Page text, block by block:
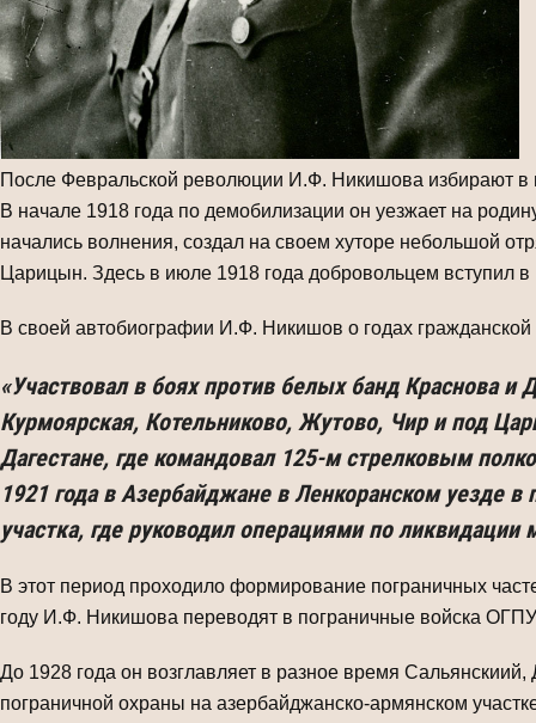
После Февральской революции И.Ф. Никишова избирают в
В начале 1918 года по демобилизации он уезжает на
начались волнения, создал на своем хуторе небольшой
Царицын. Здесь в июле 1918 года добровольцем вступил
В своей автобиографии И.Ф. Никишов о годах
«Участвовал в боях против белых банд Краснова
Курмоярская, Котельниково, Жутово, Чир и под
Дагестане, где командовал 125-м стрелковым
1921 года в Азербайджане в Ленкоранском уезде
участка, где руководил операциями по ликвидации
В этот период проходило формирование пограничных
году И.Ф. Никишова переводят в пограничные войска
До 1928 года он возглавляет в разное время
пограничной охраны на азербайджанско-армянском